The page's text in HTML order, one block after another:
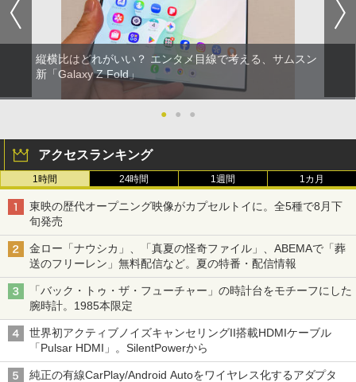
縦横比はどれがいい？ エンタメ目線で考える、サムスン
新「Galaxy Z Fold」
● ● ●
アクセスランキング
1時間 24時間 1週間 1カ月
東映の歴代オープニング映像がカプセルトイに。全5種で8月下
旬発売
金ロー「ナウシカ」、「真夏の怪奇ファイル」、ABEMAで「葬
送のフリーレン」無料配信など。夏の特番・配信情報
「バック・トゥ・ザ・フューチャー」の時計台をモチーフにした
腕時計。1985本限定
世界初アクティブノイズキャンセリングII搭載HDMIケーブル
「Pulsar HDMI」。SilentPowerから
純正の有線CarPlay/Android Autoをワイヤレス化するアダプタ